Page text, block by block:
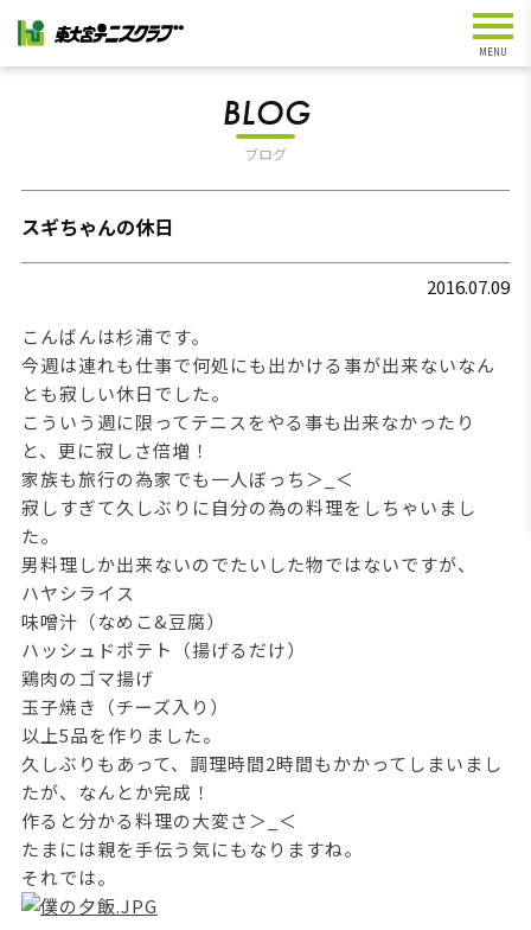
BLOG
ブログ
スギちゃんの休日
2016.07.09
こんばんは杉浦です。
今週は連れも仕事で何処にも出かける事が出来ないなん
とも寂しい休日でした。
こういう週に限ってテニスをやる事も出来なかったり
と、更に寂しさ倍増！
家族も旅行の為家でも一人ぼっち＞_＜
寂しすぎて久しぶりに自分の為の料理をしちゃいまし
た。
男料理しか出来ないのでたいした物ではないですが、
ハヤシライス
味噌汁（なめこ&豆腐）
ハッシュドポテト（揚げるだけ）
鶏肉のゴマ揚げ
玉子焼き（チーズ入り）
以上5品を作りました。
久しぶりもあって、調理時間2時間もかかってしまいまし
たが、なんとか完成！
作ると分かる料理の大変さ＞_＜
たまには親を手伝う気にもなりますね。
それでは。